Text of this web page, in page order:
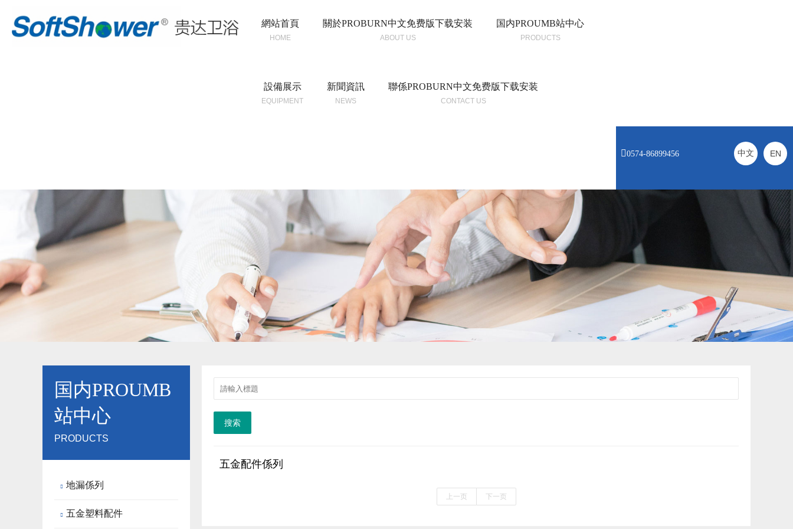
網站首頁
HOME
關於PROBURN中文免费版下载安装
ABOUT US
国内PROUMB站中心
PRODUCTS
設備展示
EQUIPMENT
新聞資訊
NEWS
聯係PROBURN中文免费版下载安装
CONTACT US
EN
中文
0574-86899456
国内PROUMB
站中心
PRODUCTS
 地漏係列
 五金塑料配件
搜索
五金配件係列
上一页 下一页